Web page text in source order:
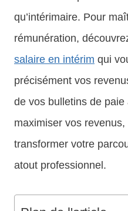
qu’intérimaire. Pour
rémunération,
salaire en intérim qui
précisément vos
de vos bulletins de
maximiser vos
transformer votre
atout professionnel.